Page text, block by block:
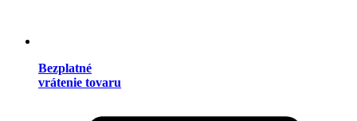
Bezplatné
vrátenie tovaru